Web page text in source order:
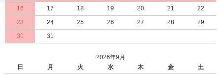
16
17 18 19 20 21
22
23
24 25 26 27 28
29
30
31
2026年9月
日
月 火 水 木 金
土